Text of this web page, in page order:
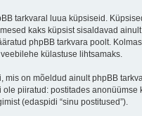
tarkvaral luua küpsiseid.
kaks küpsist sisaldavad
phpBB tarkvara poolt.
külastuse lihtsamaks.
on mõeldud ainult phpBB
piiratud: postitades anonüümse
(edaspidi “sinu postitused”).